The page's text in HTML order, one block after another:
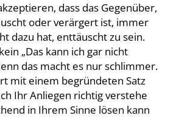
dass das Gegenüber,
oder verärgert ist, immer
dazu hat, enttäuscht zu sein.
„Das kann ich gar nicht
das macht es nur schlimmer.
mit einem begründeten Satz
Ihr Anliegen richtig verstehe
in Ihrem Sinne lösen kann